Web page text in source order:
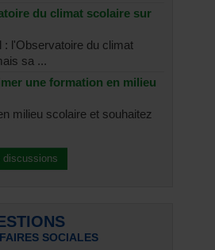
du climat scolaire sur
: l'Observatoire du climat
sa ...
une formation en milieu
milieu scolaire et souhaitez
discussions
SOCIALES